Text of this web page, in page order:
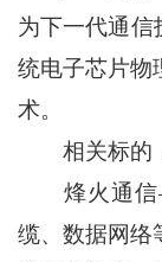
为下一代通信
统电子芯片物
术。
相关标的
烽火通信
缆、数据网络